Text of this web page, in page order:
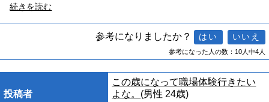
続きを読む
参考になりましたか？
参考になった人の数：10人中4人
投稿者
この歳になって職場体験行きたい
よな。 (男性 24歳)